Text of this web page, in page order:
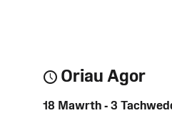
Oriau Agor
18 Mawrth - 3